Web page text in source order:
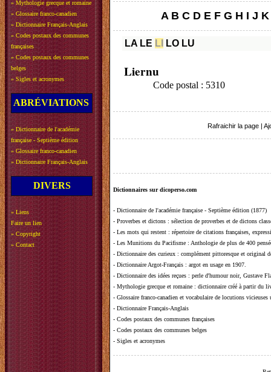
» Mythologie grecque et romaine
» Glossaire franco-canadien
» Dictionnaire Français-Anglais
» Codes postaux des communes
françaises
» Codes postaux des communes
belges
» Sigles et acronymes
ABRÉVIATIONS
» Dictionnaire de l'académie
française - Septième édition
» Glossaire franco-canadien
» Dictionnaire Français-Anglais
DIVERS
» Liens
Faire un lien
» Copyright
» Contact
A B C D E F G H I J K
LA LE LI LO LU
Liernu
Code postal : 5310
Rafraichir la page
Dictionnaires sur dicoperso.com
- Dictionnaire de l'académie française - Septième édition (1877)
- Proverbes et dictons : sélection de proverbes et de dictons
- Les mots qui restent : répertoire de citations françaises,
- Les Munitions du Pacifisme : Anthologie de plus de 400
- Dictionnaire des curieux : complément pittoresque et original
- Dictionnaire Argot-Français : argot en usage en 1907.
- Dictionnaire des idées reçues : perle d'humour noir, Gustave
- Mythologie grecque et romaine : dictionnaire créé à partir du
- Glossaire franco-canadien et vocabulaire de locutions vicieuses
- Dictionnaire Français-Anglais
- Codes postaux des communes françaises
- Codes postaux des communes belges
- Sigles et acronymes